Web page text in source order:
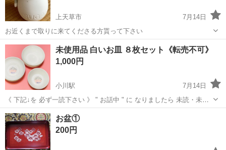
上天草市
7月14日
お近くまで取りに来てくださる方貰って下さい
熊本 上天草市 食器
未使用品 白いお皿 ８枚セット《転売不可》
1,000円
小川駅
7月14日
《 下記↓を 必ず一読下さい 》 " お話中 " に なりましたら 未読・未返
信に なる事に(*ᴗ͈ˬᴗ͈) ご理解頂ければ 幸いです 別 投稿掲載(出品)物と
お纏めの場合でも 其々に お問合せ下さい お手数ですが 宜...
熊本 小川駅 食器
お盆①
200円